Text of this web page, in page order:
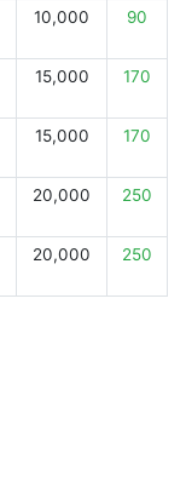
10,000 90
15,000 170
15,000 170
20,000 250
20,000 250